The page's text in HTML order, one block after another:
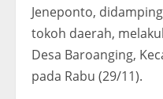
Jeneponto,
tokoh daerah,
Desa Baroanging,
pada Rabu (29/11).